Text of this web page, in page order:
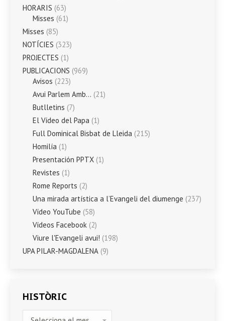
HORARIS (63)
Misses (61)
Misses (85)
NOTÍCIES (323)
PROJECTES (1)
PUBLICACIONS (969)
Avisos (223)
Avui Parlem Amb… (21)
Butlletins (7)
El Vídeo del Papa (1)
Full Dominical Bisbat de Lleida (215)
Homilía (1)
Presentación PPTX (1)
Revistes (1)
Rome Reports (2)
Una mirada artística a l’Evangeli del diumenge (237)
Vídeo YouTube (58)
Vídeos Facebook (2)
Viure l'Evangeli avui! (198)
UPA PILAR-MAGDALENA (9)
HISTÒRIC